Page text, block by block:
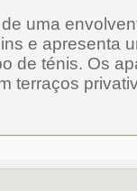
uma
e apresenta
de ténis. Os
terraços